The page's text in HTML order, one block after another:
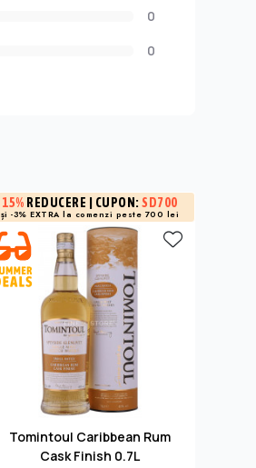
0
0
15% REDUCERE | CUPON:SD700
și -3% EXTRA la comenzi peste 700 lei
Tomintoul Caribbean Rum
Cask Finish 0.7L